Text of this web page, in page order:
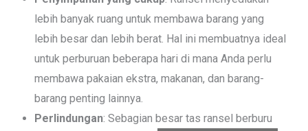
lebih banyak ruang untuk membawa barang yang
lebih besar dan lebih berat. Hal ini membuatnya ideal
untuk perburuan beberapa hari di mana Anda perlu
membawa pakaian ekstra, makanan, dan barang-
barang penting lainnya.
Perlindungan: Sebagian besar tas ransel berburu